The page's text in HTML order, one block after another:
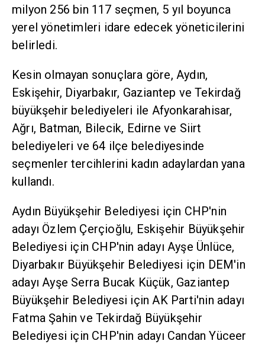
milyon 256 bin 117 seçmen, 5 yıl boyunca
yerel yönetimleri idare edecek yöneticilerini
belirledi.
Kesin olmayan sonuçlara göre, Aydın,
Eskişehir, Diyarbakır, Gaziantep ve Tekirdağ
büyükşehir belediyeleri ile Afyonkarahisar,
Ağrı, Batman, Bilecik, Edirne ve Siirt
belediyeleri ve 64 ilçe belediyesinde
seçmenler tercihlerini kadın adaylardan yana
kullandı.
Aydın Büyükşehir Belediyesi için CHP'nin
adayı Özlem Çerçioğlu, Eskişehir Büyükşehir
Belediyesi için CHP'nin adayı Ayşe Ünlüce,
Diyarbakır Büyükşehir Belediyesi için DEM'in
adayı Ayşe Serra Bucak Küçük, Gaziantep
Büyükşehir Belediyesi için AK Parti'nin adayı
Fatma Şahin ve Tekirdağ Büyükşehir
Belediyesi için CHP'nin adayı Candan Yüceer